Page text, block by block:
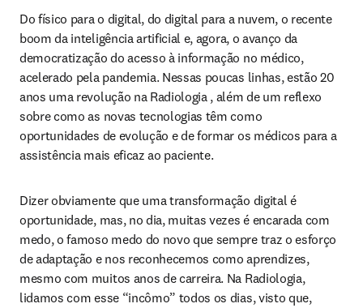
Do físico para o digital, do digital para a nuvem, o recente
boom da inteligência artificial e, agora, o avanço da
democratização do acesso à informação no médico,
acelerado pela pandemia. Nessas poucas linhas, estão 20
anos uma revolução na Radiologia , além de um reflexo
sobre como as novas tecnologias têm como
oportunidades de evolução e de formar os médicos para a
assistência mais eficaz ao paciente.
Dizer obviamente que uma transformação digital é
oportunidade, mas, no dia, muitas vezes é encarada com
medo, o famoso medo do novo que sempre traz o esforço
de adaptação e nos reconhecemos como aprendizes,
mesmo com muitos anos de carreira. Na Radiologia,
lidamos com esse “incômo” todos os dias, visto que,